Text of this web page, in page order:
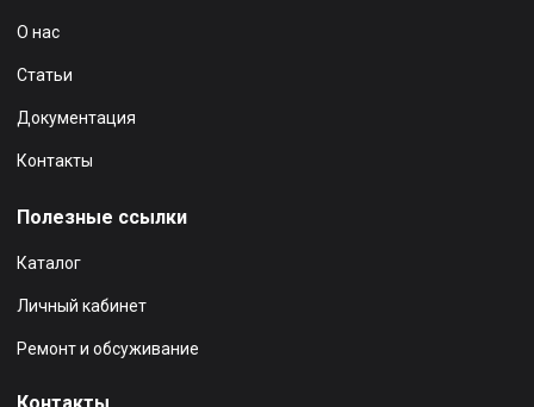
О нас
Статьи
Документация
Контакты
Полезные ссылки
Каталог
Личный кабинет
Ремонт и обсуживание